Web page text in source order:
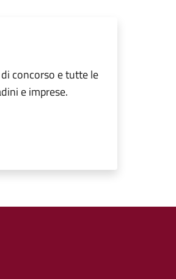
concorso e tutte le
e imprese.